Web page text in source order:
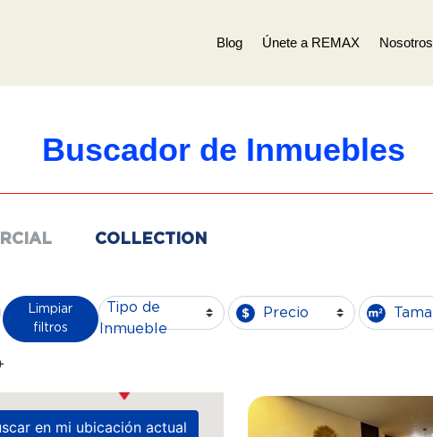
Blog Únete a REMAX Nosotros
Buscador de Inmuebles